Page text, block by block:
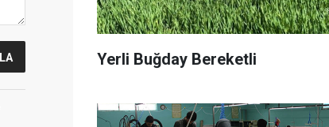
Yerli Buğday Bereketli